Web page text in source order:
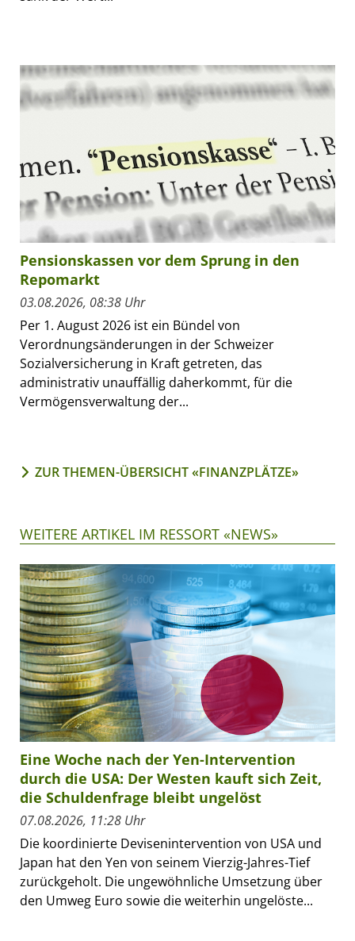
Pensionskassen vor dem Sprung in den
Repomarkt
03.08.2026, 08:38 Uhr
Per 1. August 2026 ist ein Bündel von
Verordnungsänderungen in der Schweizer
Sozialversicherung in Kraft getreten, das
administrativ unauffällig daherkommt, für die
Vermögensverwaltung der...
ZUR THEMEN-ÜBERSICHT «FINANZPLÄTZE»
WEITERE ARTIKEL IM RESSORT «NEWS»
Eine Woche nach der Yen-Intervention
durch die USA: Der Westen kauft sich Zeit,
die Schuldenfrage bleibt ungelöst
07.08.2026, 11:28 Uhr
Die koordinierte Devisenintervention von USA und
Japan hat den Yen von seinem Vierzig-Jahres-Tief
zurückgeholt. Die ungewöhnliche Umsetzung über
den Umweg Euro sowie die weiterhin ungelöste...